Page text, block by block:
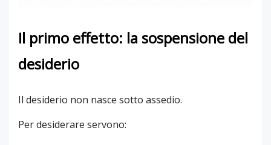
Il primo effetto: la sospensione del
desiderio
Il desiderio non nasce sotto assedio.
Per desiderare servono: